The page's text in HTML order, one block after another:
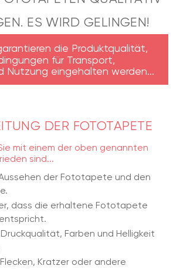
ES WIRD GELINGEN!
die Produktqualität,
für Transport,
Nutzung eingehalten werden...
DER FOTOTAPETE
mit einem der oben genannten
sind...
der Fototapete und den
dass die erhaltene Fototapete
Farben und Helligkeit
Kratzer oder andere